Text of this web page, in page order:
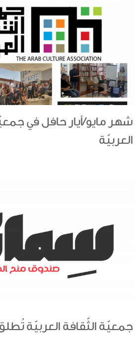
شهر مايو/أيار حافل في
العربيّة
جمعيّة الثّقافة العربيّة